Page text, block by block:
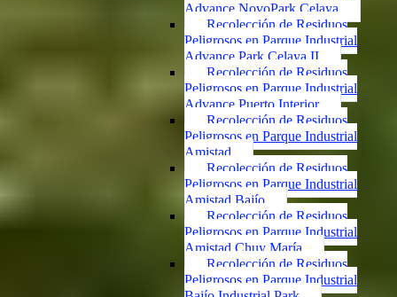
Advance NovoPark Celaya
Recolección de Residuos
Peligrosos en Parque Industrial
Advance Park Celaya II
Recolección de Residuos
Peligrosos en Parque Industrial
Advance Puerto Interior
Recolección de Residuos
Peligrosos en Parque Industrial
Amistad
Recolección de Residuos
Peligrosos en Parque Industrial
Amistad Bajío
Recolección de Residuos
Peligrosos en Parque Industrial
Amistad Chuy María
Recolección de Residuos
Peligrosos en Parque Industrial